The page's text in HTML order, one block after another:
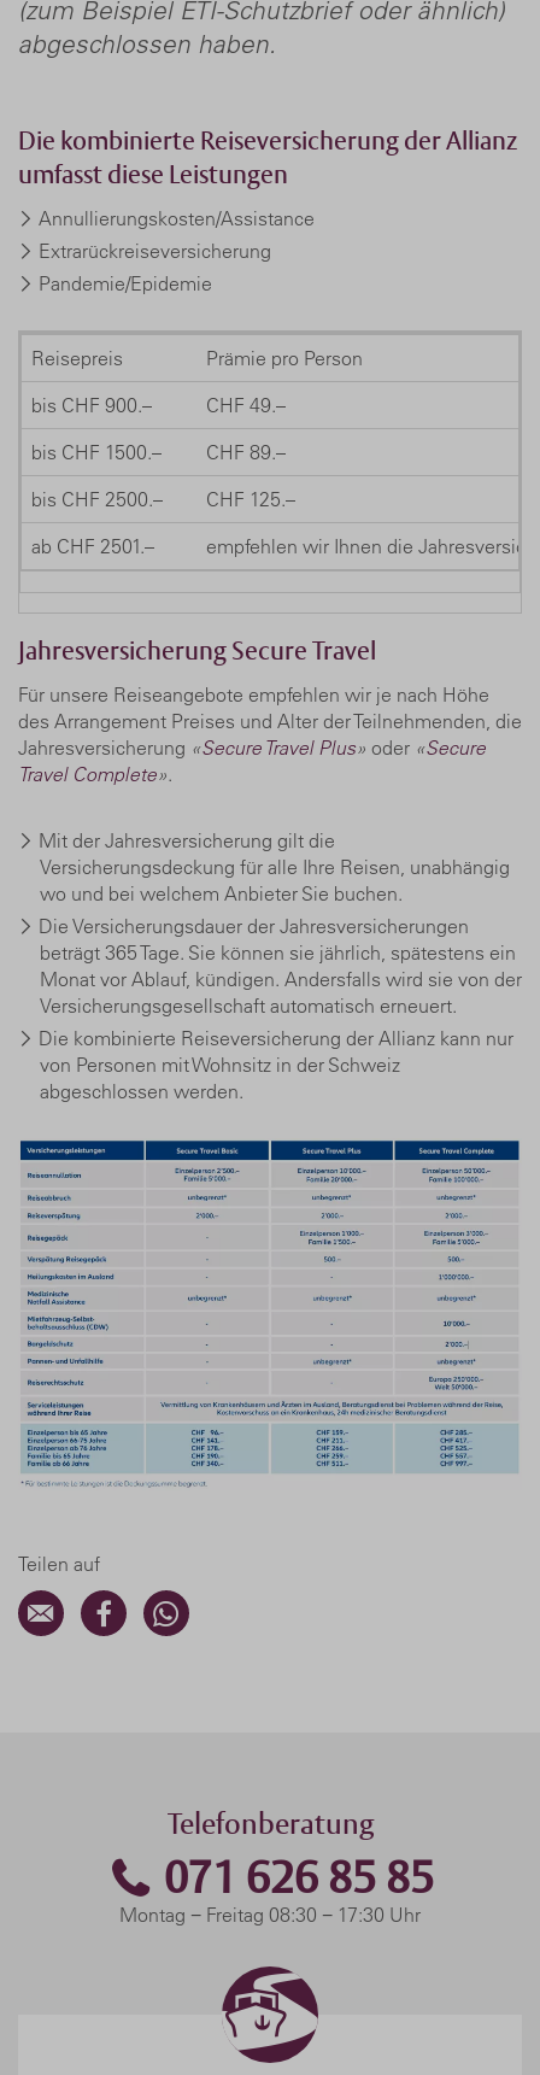
(zum Beispiel ETI-Schutzbrief oder ähnlich)
abgeschlossen haben.
Die kombinierte Reiseversicherung der Allianz
umfasst diese Leistungen
Annullierungskosten/Assistance
Extrarückreiseversicherung
Pandemie/Epidemie
Reisepreis
Prämie pro Person
bis CHF 900.–
CHF 49.–
bis CHF 1500.–
CHF 89.–
bis CHF 2500.–
CHF 125.–
ab CHF 2501.–
empfehlen wir Ihnen die
Jahresversicherung Secure Travel
Für unsere Reiseangebote empfehlen wir je nach Höhe
des Arrangement Preises und Alter der Teilnehmenden, die
Jahresversicherung «Secure Travel Plus» oder «Secure
Travel Complete».
Mit der Jahresversicherung gilt die
Versicherungsdeckung für alle Ihre Reisen, unabhängig
wo und bei welchem Anbieter Sie buchen.
Die Versicherungsdauer der Jahresversicherungen
beträgt 365 Tage. Sie können sie jährlich, spätestens ein
Monat vor Ablauf, kündigen. Andersfalls wird sie von der
Versicherungsgesellschaft automatisch erneuert.
Die kombinierte Reiseversicherung der Allianz kann nur
von Personen mit Wohnsitz in der Schweiz
abgeschlossen werden.
Teilen auf
Telefonberatung
071 626 85 85
Montag − Freitag 08:30 − 17:30 Uhr